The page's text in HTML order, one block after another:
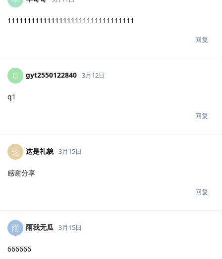
11111111111111111111111111111111
回复
G gyt2550122840 3月12日
q1
回复
这 这是礼貌 3月15日
感谢分享
回复
雨 雨我无瓜 3月15日
666666